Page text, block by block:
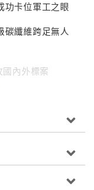
卡位軍工之眼
纖維跨足無人
內外標案